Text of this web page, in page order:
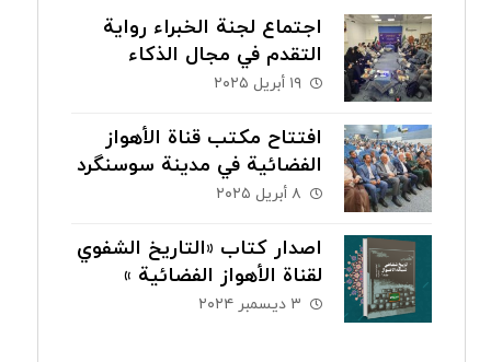
اجتماع لجنة الخبراء رواية
التقدم في مجال الذكاء
الاصطناعي
١٩ أبريل ٢٠٢٥
افتتاح مكتب قناة الأهواز
الفضائية في مدينة سوسنگرد
٨ أبريل ٢٠٢٥
اصدار كتاب «التاريخ الشفوي
لقناة الأهواز الفضائیة »
باللغة الفارسية
٣ ديسمبر ٢٠٢٤